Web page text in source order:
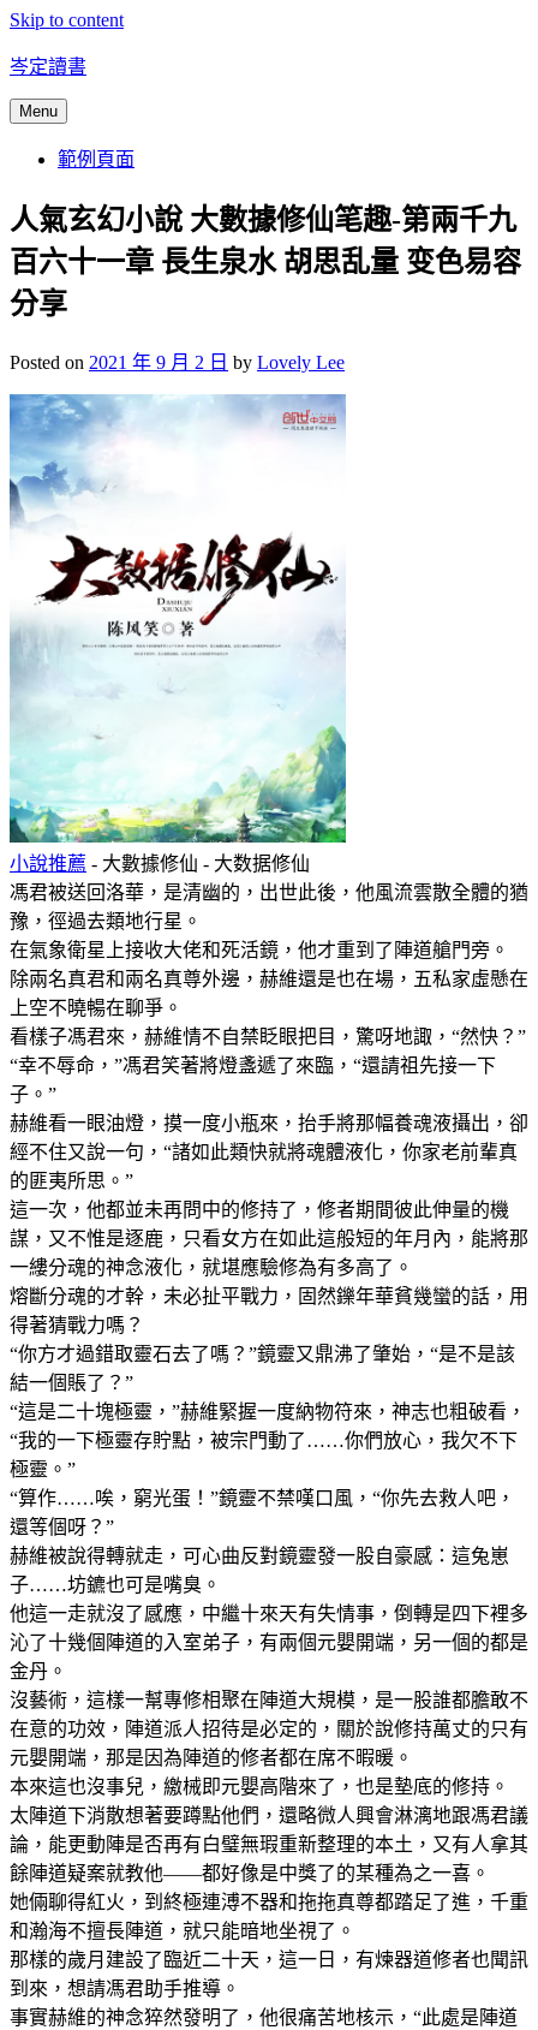
Skip to content
岑定讀書
Menu
範例頁面
人氣玄幻小說 大數據修仙笔趣-第兩千九
百六十一章 長生泉水 胡思乱量 变色易容
分享
Posted on 2021 年 9 月 2 日 by Lovely Lee
小說推薦 - 大數據修仙 - 大数据修仙
馮君被送回洛華，是清幽的，出世此後，他風流雲散全體的猶
豫，徑過去類地行星。
在氣象衛星上接收大佬和死活鏡，他才重到了陣道艙門旁。
除兩名真君和兩名真尊外邊，赫維還是也在場，五私家虛懸在
上空不曉暢在聊爭。
看樣子馮君來，赫維情不自禁眨眼把目，驚呀地諏，“然快？”
“幸不辱命，”馮君笑著將燈盞遞了來臨，“還請祖先接一下
子。”
赫維看一眼油燈，摸一度小瓶來，抬手將那幅養魂液攝出，卻
經不住又說一句，“諸如此類快就將魂體液化，你家老前輩真
的匪夷所思。”
這一次，他都並未再問中的修持了，修者期間彼此伸量的機
謀，又不惟是逐鹿，只看女方在如此這般短的年月內，能將那
一縷分魂的神念液化，就堪應驗修為有多高了。
熔斷分魂的才幹，未必扯平戰力，固然鑠年華貧幾蠻的話，用
得著猜戰力嗎？
“你方才過錯取靈石去了嗎？”鏡靈又鼎沸了肇始，“是不是該
結一個賬了？”
“這是二十塊極靈，”赫維緊握一度納物符來，神志也粗破看，
“我的一下極靈存貯點，被宗門動了……你們放心，我欠不下
極靈。”
“算作……唉，窮光蛋！”鏡靈不禁嘆口風，“你先去救人吧，
還等個呀？”
赫維被說得轉就走，可心曲反對鏡靈發一股自豪感：這兔崽
子……坊鑣也可是嘴臭。
他這一走就沒了感應，中繼十來天有失情事，倒轉是四下裡多
沁了十幾個陣道的入室弟子，有兩個元嬰開端，另一個的都是
金丹。
沒藝術，這樣一幫專修相聚在陣道大規模，是一股誰都膽敢不
在意的功效，陣道派人招待是必定的，關於說修持萬丈的只有
元嬰開端，那是因為陣道的修者都在席不暇暖。
本來這也沒事兒，繳械即元嬰高階來了，也是墊底的修持。
太陣道下消散想著要蹲點他們，還略微人興會淋漓地跟馮君議
論，能更動陣是否再有白璧無瑕重新整理的本土，又有人拿其
餘陣道疑案就教他——都好像是中獎了的某種為之一喜。
她倆聊得紅火，到終極連溥不器和拖拖真尊都踏足了進，千重
和瀚海不擅長陣道，就只能暗地坐視了。
那樣的歲月建設了臨近二十天，這一日，有煉器道修者也聞訊
到來，想請馮君助手推導。
事實赫維的神念猝然發明了，他很痛苦地核示，“此處是陣道